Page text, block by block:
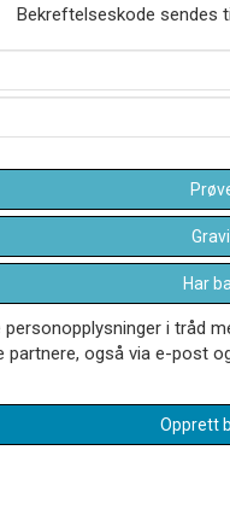
Bekreftelseskode sendes
Har
i tråd
også via e-post
Opprett